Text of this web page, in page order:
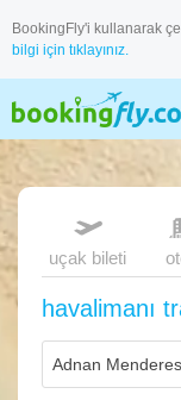
BookingFly'i kullanarak
bilgi için tıklayınız.
uçak bileti
havalimanı